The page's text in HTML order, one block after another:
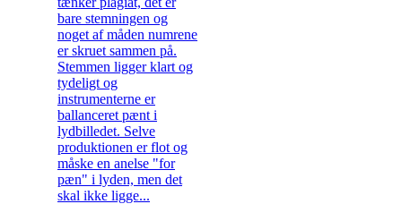
bare stemningen og
noget af måden numrene
er skruet sammen på.
Stemmen ligger klart og
tydeligt og
instrumenterne er
ballanceret pænt i
lydbilledet. Selve
produktionen er flot og
måske en anelse "for
pæn" i lyden, men det
skal ikke ligge...